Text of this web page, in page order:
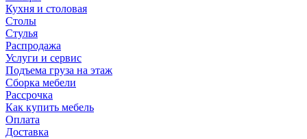
Кухня и столовая
Столы
Стулья
Распродажа
Услуги и сервис
Подъема груза на этаж
Сборка мебели
Рассрочка
Как купить мебель
Оплата
Доставка